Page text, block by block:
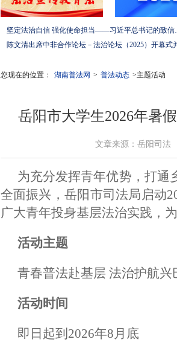
坚定法治自信 强化使
您现在的位置： 湖南普法网 > 普法动态 >主题活动
岳阳市大学生2026年暑
文章来源：岳阳司
为充分发挥青年优势，打通
全面振兴，岳阳市司法局启动
广大青年投身基层法治实践，
活动主题
青春普法赴基层 法治护航兴
活动时间
即日起到2026年8月底